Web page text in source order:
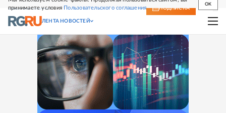
принимаете условия Пользовательского соглашения
OK
СВЕЖИЙ НОМЕР ПОДПИСКА
ЛЕНТА НОВОСТЕЙ